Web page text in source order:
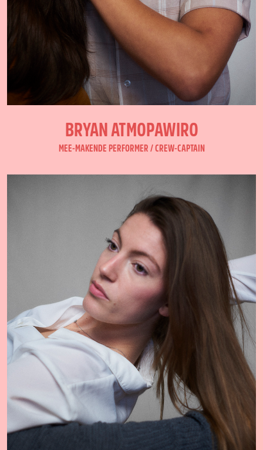
BRYAN ATMOPAWIRO
MEE-MAKENDE PERFORMER / CREW-CAPTAIN